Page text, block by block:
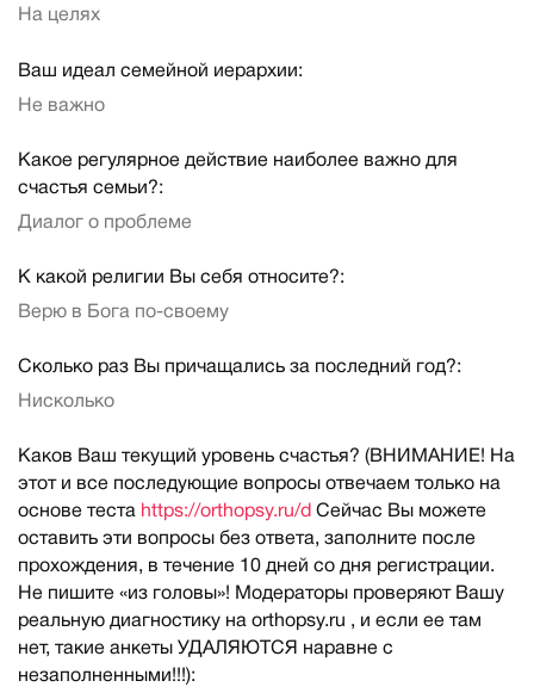
На целях
Ваш идеал семейной иерархии:
Не важно
Какое регулярное действие наиболее важно для
счастья семьи?:
Диалог о проблеме
К какой религии Вы себя относите?:
Верю в Бога по-своему
Сколько раз Вы причащались за последний год?:
Нисколько
Каков Ваш текущий уровень счастья? (ВНИМАНИЕ! На
этот и все последующие вопросы отвечаем только на
основе теста https://orthopsy.ru/d Сейчас Вы можете
оставить эти вопросы без ответа, заполните после
прохождения, в течение 10 дней со дня регистрации.
Не пишите «из головы»! Модераторы проверяют Вашу
реальную диагностику на orthopsy.ru , и если ее там
нет, такие анкеты УДАЛЯЮТСЯ наравне с
незаполненными!!!):